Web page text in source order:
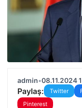
admin•08.11.2024
Paylaş: Twitter
Pinterest